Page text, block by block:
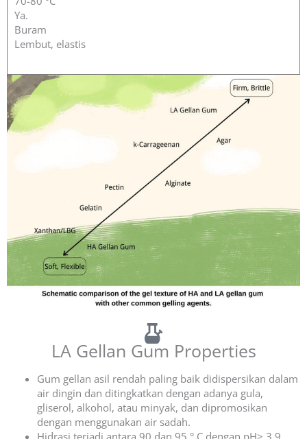
Ya.
Buram
Lembut, elastis
LA Gellan Gum Properties
Gum gellan asil rendah paling baik didispersikan dalam
air dingin dan ditingkatkan dengan adanya gula,
gliserol, alkohol, atau minyak, dan dipromosikan
dengan menggunakan air sadah.